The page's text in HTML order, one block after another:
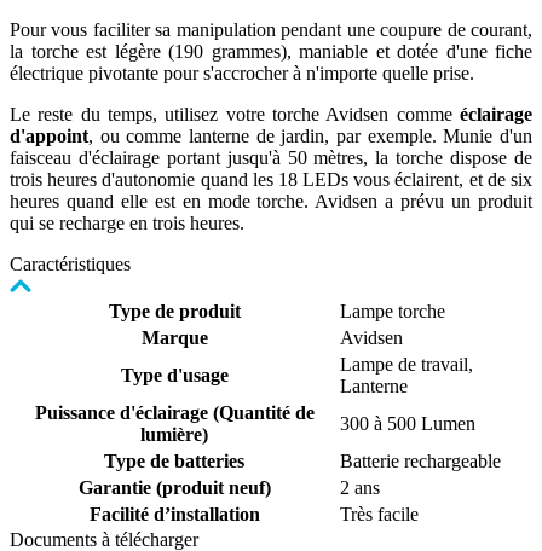
Pour vous faciliter sa manipulation pendant une coupure de courant,
la torche est légère (190 grammes), maniable et dotée d'une fiche
électrique pivotante pour s'accrocher à n'importe quelle prise.
Le reste du temps, utilisez votre torche Avidsen commeéclairage
d'appoint, ou comme lanterne de jardin, par exemple. Munie d'un
faisceau d'éclairage portant jusqu'à 50 mètres, la torche dispose de
trois heures d'autonomie quand les 18 LEDs vous éclairent, et de six
heures quand elle est en mode torche. Avidsen a prévu un produit
qui se recharge en trois heures.
Caractéristiques
Type de produit
Lampe torche
Marque
Avidsen
Type d'usage
Lampe de travail,
Lanterne
Puissance d'éclairage (Quantité de
lumière)
300 à 500 Lumen
Type de batteries
Batterie rechargeable
Garantie (produit neuf)
2 ans
Facilité d’installation
Très facile
Documents à télécharger